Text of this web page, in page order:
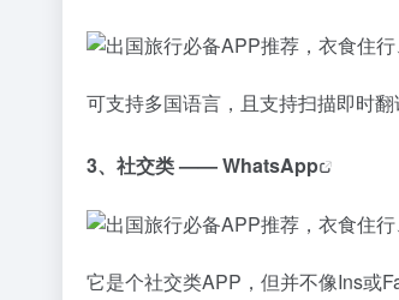
可支持多国语言，且支持扫描即时翻
3、社交类 ——WhatsApp
它是个社交类APP，但并不像Ins或